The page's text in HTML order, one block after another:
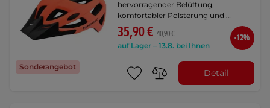
Sonderangebot
hervorragender Belüftung,
komfortabler Polsterung und …
35,90 € 40,90 €
auf Lager – 13.8. bei Ihnen
-12%
Detail